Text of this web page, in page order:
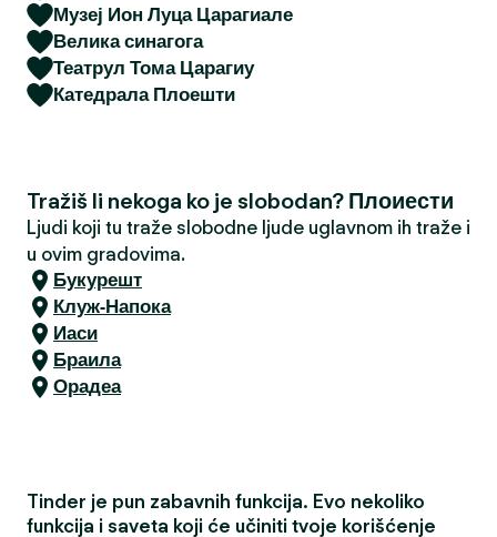
Музеј Ион Луца Царагиале
Велика синагога
Театрул Тома Царагиу
Катедрала Плоешти
Tražiš li nekoga ko je slobodan? Плоиести
Ljudi koji tu traže slobodne ljude uglavnom ih traže i
u ovim gradovima.
Букурешт
Клуж-Напока
Иаси
Браила
Орадеа
Tinder je pun zabavnih funkcija. Evo nekoliko
funkcija i saveta koji će učiniti tvoje korišćenje